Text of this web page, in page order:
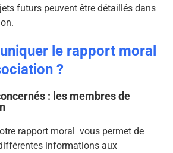
futurs peuvent être détaillés dans
le rapport moral
?
: les membres de
rapport moral vous permet de
informations aux